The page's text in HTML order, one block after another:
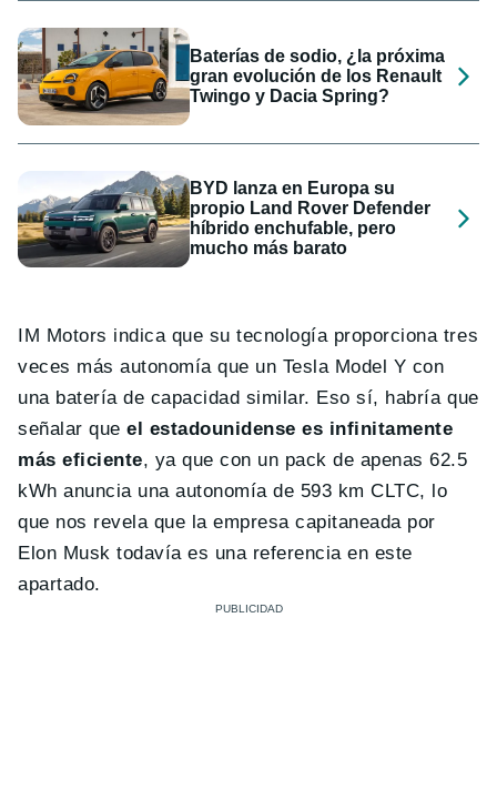
Baterías de sodio, ¿la próxima
gran evolución de los Renault
Twingo y Dacia Spring?
BYD lanza en Europa su
propio Land Rover Defender
híbrido enchufable, pero
mucho más barato
IM Motors indica que su tecnología proporciona tres
veces más autonomía que un Tesla Model Y con
una batería de capacidad similar. Eso sí, habría que
señalar queel estadounidense es infinitamente
más eficiente, ya que con un pack de apenas 62.5
kWh anuncia una autonomía de 593 km CLTC, lo
que nos revela que la empresa capitaneada por
Elon Musk todavía es una referencia en este
apartado.